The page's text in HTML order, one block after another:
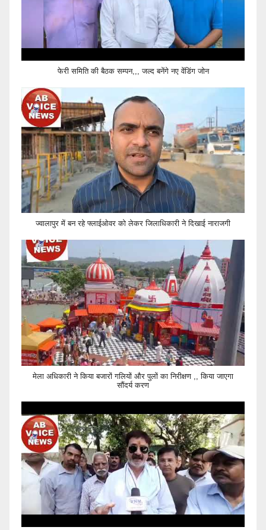
फेरी समिति की बैठक सम्पन,,, जल्द बनेंगे नए वेंडिंग जोन
ज्वालापुर में बन रहे फ्लाईओवर को लेकर जिलाधिकारी ने दिखाई नाराजगी
मेला अधिकारी ने किया बजारों गलियों और पुलों का निरीक्षण ,, किया जाएगा
सौंदर्य करण